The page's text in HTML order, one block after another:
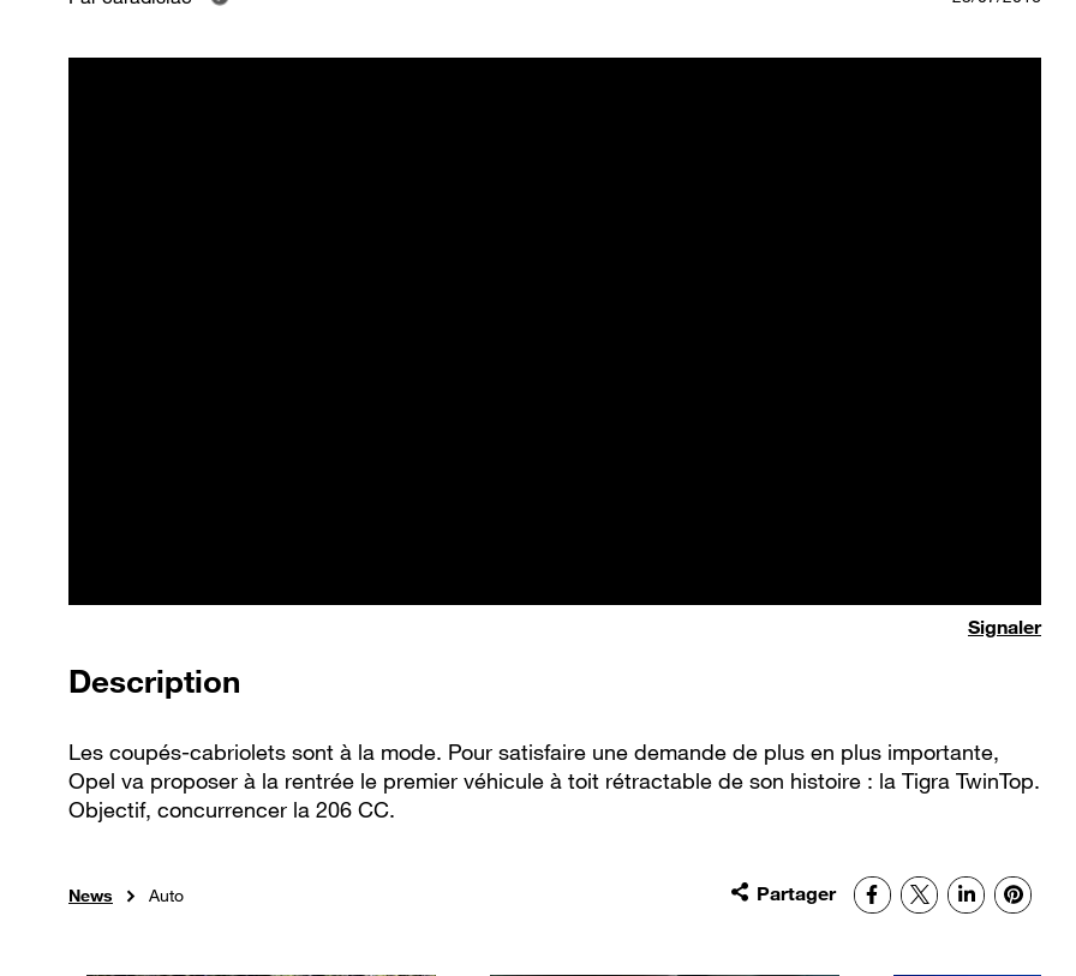
Signaler
Description
Les coupés-cabriolets sont à la mode. Pour satisfaire une demande de plus en plus importante,
Opel va proposer à la rentrée le premier véhicule à toit rétractable de son histoire : la Tigra TwinTop.
Objectif, concurrencer la 206 CC.
News Auto Partager Facebook
X LinkedIn